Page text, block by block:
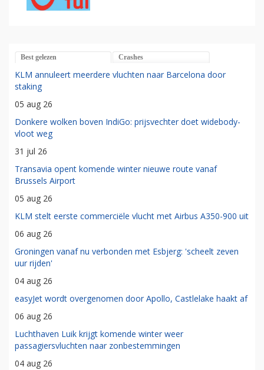
Best gelezen Crashes
KLM annuleert meerdere vluchten naar Barcelona door
staking
05 aug 26
Donkere wolken boven IndiGo: prijsvechter doet widebody-
vloot weg
31 jul 26
Transavia opent komende winter nieuwe route vanaf
Brussels Airport
05 aug 26
KLM stelt eerste commerciële vlucht met Airbus A350-900 uit
06 aug 26
Groningen vanaf nu verbonden met Esbjerg: 'scheelt zeven
uur rijden'
04 aug 26
easyJet wordt overgenomen door Apollo, Castlelake haakt af
06 aug 26
Luchthaven Luik krijgt komende winter weer
passagiersvluchten naar zonbestemmingen
04 aug 26